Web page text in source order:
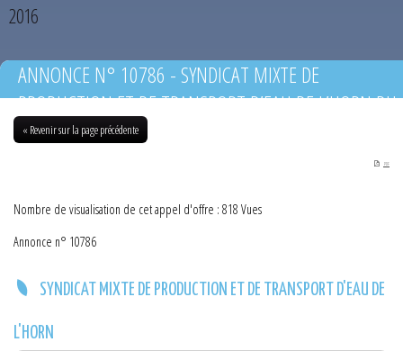
2016
ANNONCE N° 10786 - SYNDICAT MIXTE DE
PRODUCTION ET DE TRANSPORT D’EAU DE L’HORN DU
29-08-2016
« Revenir sur la page précédente
PDF
Nombre de visualisation de cet appel d'offre : 818 Vues
Annonce n° 10786
SYNDICAT MIXTE DE PRODUCTION ET DE TRANSPORT D'EAU DE
L'HORN